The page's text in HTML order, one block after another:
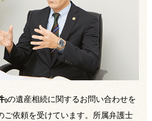
()の遺産相続に関するお問い合わせを
ご依頼を受けています。所属弁護士